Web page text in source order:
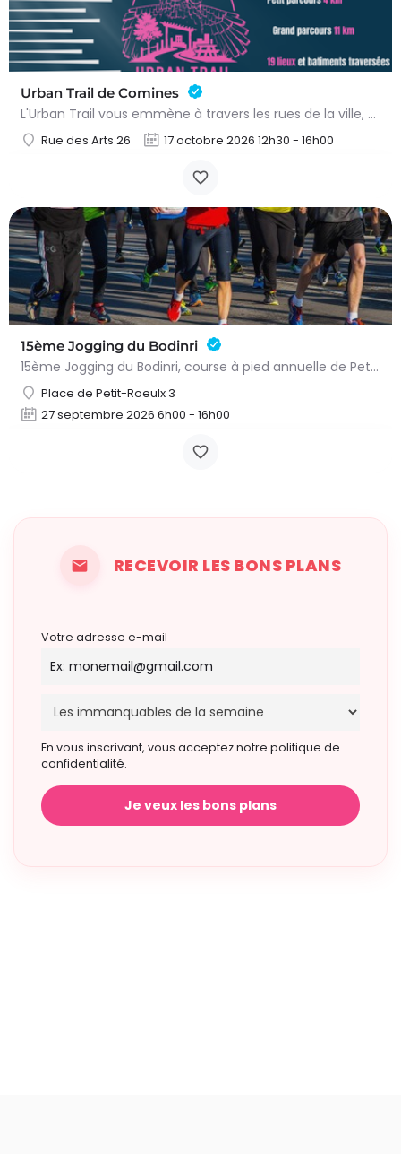
Urban Trail de Comines
L'Urban Trail vous emmène à travers les rues de la ville, mais aussi dans des lieux emblématiques et des…
Rue des Arts 26 17 octobre 2026 12h30 - 16h00
15ème Jogging du Bodinri
15ème Jogging du Bodinri, course à pied annuelle de Petit-Roeulx. Rendez-vous le dimanche 27 septembre 2026…
Place de Petit-Roeulx 3
27 septembre 2026 6h00 - 16h00
RECEVOIR LES BONS PLANS
Votre adresse e-mail
En vous inscrivant, vous acceptez notre politique de
confidentialité.